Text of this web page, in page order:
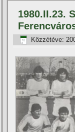
1980.II.23.
Közzétéve: